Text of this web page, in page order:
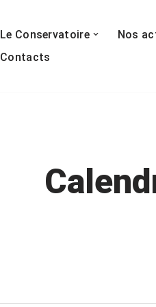
Le Conservatoire Nos
Contacts